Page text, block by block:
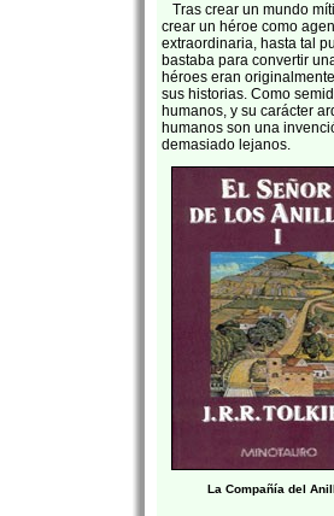
Tras crear un mundo
crear un héroe como
extraordinaria, hasta tal
bastaba para convertir
héroes eran
sus historias. Como
humanos, y su carácter
humanos son una
demasiado lejanos.
La Compañía del